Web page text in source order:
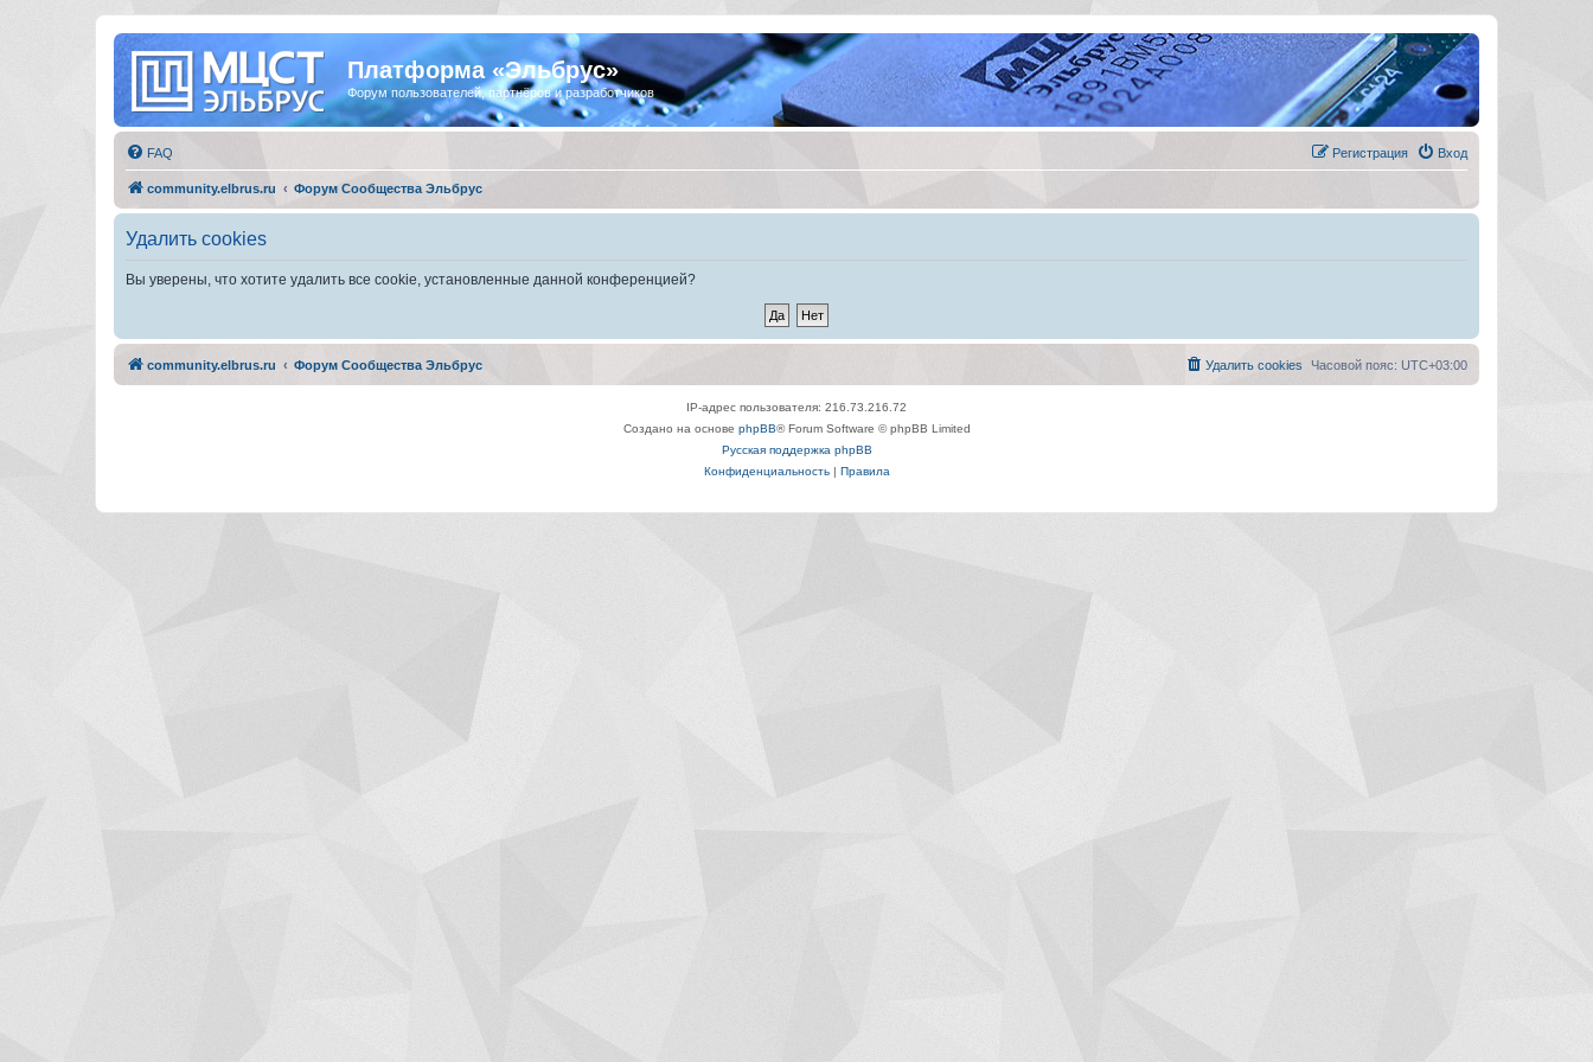
Платформа «Эльбрус»
Форум пользователей, партнёров и разработчиков
FAQ Вход
Регистрация
community.elbrus.ru Форум Сообщества Эльбрус
Удалить cookies
Вы уверены, что хотите удалить все cookie, установленные данной конференцией?
community.elbrus.ru Форум Сообщества Эльбрус Часовой пояс: UTC+03:00
Удалить cookies
IP-адрес пользователя: 216.73.216.72
Создано на основе phpBB® Forum Software © phpBB Limited
Русская поддержка phpBB
Конфиденциальность| Правила